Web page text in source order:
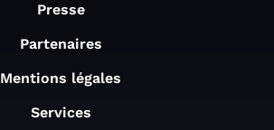
Presse
Partenaires
Mentions légales
Services